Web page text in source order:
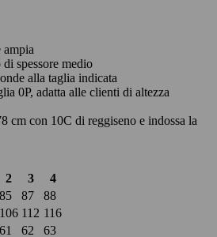
ampia
spessore medio
alla taglia indicata
0P, adatta alle clienti di altezza
cm con 10C di reggiseno e indossa la
2 3
4
85 87
88
106 112 116
61 62
63